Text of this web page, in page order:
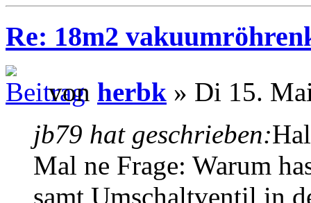
Re: 18m2
von herbk » Di 15.
jb79 hat geschrieben:
Mal ne Frage: Warum
samt Umschaltventil in